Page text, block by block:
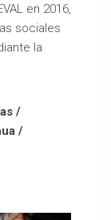
en 2016,
sociales
la
/
/